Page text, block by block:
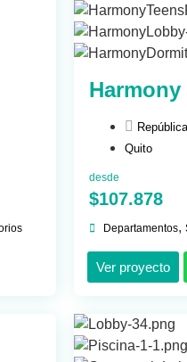
Harmony
Quito
desde
$107.878
Departamentos,
Ver proyecto